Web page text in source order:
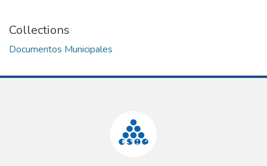
Collections
Documentos Municipales